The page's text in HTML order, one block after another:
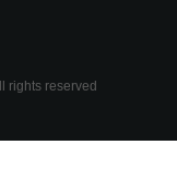
rights reserved